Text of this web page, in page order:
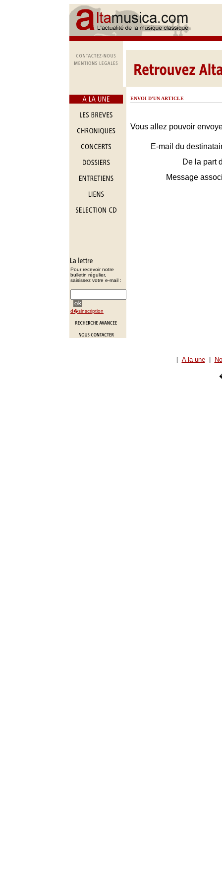
Pour recevoir notre
bulletin régulier,
saisissez votre e-mail :
d�sinscription
ENVOI D'UN ARTICLE
Vous allez pouvoir
E-mail du
De la part
Message
[ A la une|